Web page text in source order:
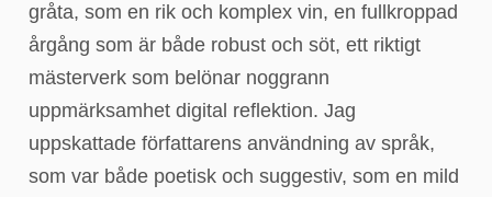
gråta, som en rik och komplex vin, en fullkroppad
årgång som är både robust och söt, ett riktigt
mästerverk som belönar noggrann
uppmärksamhet digital reflektion. Jag
uppskattade författarens användning av språk,
som var både poetisk och suggestiv, som en mild